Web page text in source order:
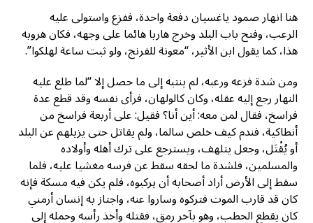
هنا انهار صمود ياغسيان دفعة واحدة، ففزع واستولى عليه
الرعب، وفتح باب البلد وخرج هاربا هائما على وجهه، فكان هروبه
هذا، كما يقول ابن الأثير، “معونة للفرنج، ولو ثبت ساعة لهلكوا”.
ومن شدة فزعه ورعبه، لم ينتبه إلى ما حصل إلا “لما طلع عليه
النهار رجع إليه عقله، وكان كالولهان، فرأى نفسه وقد قطع عدة
فراسخ، فقال لمن معه: أين أنا؟ فقيل: على أربعة فراسخ من
أنطاكية، فندم كيف خلص سالما، ولم يقاتل حتى يزيلهم عن البلد
أو يُقْتَل، وجعل يتلهف، ويسترجع على ترك أهله وأولاده
والمسلمين، فلشدة ما لحقه سقط عن فرسه مغشيا عليه، فلما
سقط إلى الأرض أراد أصحابه أن يركبوه، فلم يكن فيه مسكة فإنه
كان قد قارب الموت فتركوه وساروا عنه، واجتاز به إنسان أرمني
كان يقطع الحطب، وهو بآخر رمق، فقتله وأخذ رأسه وحمله إلى